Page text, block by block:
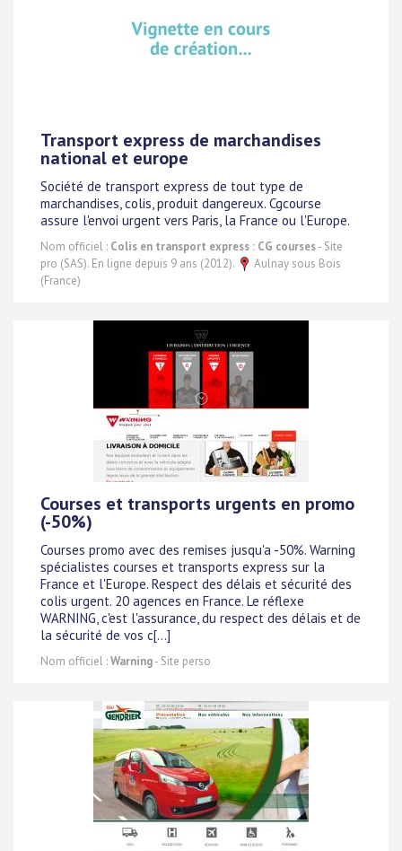
Transport express de marchandises
national et europe
Société de transport express de tout type de
marchandises, colis, produit dangereux. Cgcourse
assure l'envoi urgent vers Paris, la France ou l'Europe.
Nom officiel : Colis en transport express : CG courses- Site
pro (SAS). En ligne depuis 9 ans (2012).
Aulnay sous Bois
(France)
Courses et transports urgents en promo
(-50%)
Courses promo avec des remises jusqu'a -50%. Warning
spécialistes courses et transports express sur la
France et l'Europe. Respect des délais et sécurité des
colis urgent. 20 agences en France. Le réflexe
WARNING, c'est l'assurance, du respect des délais et de
la sécurité de vos c[...]
Nom officiel :Warning- Site perso